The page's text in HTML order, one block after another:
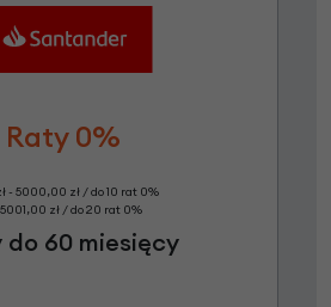
Raty 0%
- 5000,00 zł / do 10 rat 0%
zł / do 20 rat 0%
do 60 miesięcy